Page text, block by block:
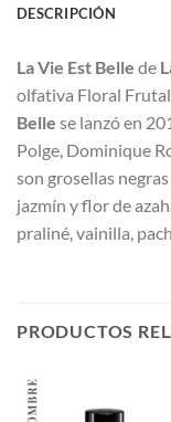
DESCRIPCIÓN
La Vie Est Belle de
olfativa Floral
Belle se lanzó en
Polge, Dominique
son grosellas
jazmín y flor de
praliné, vainilla,
PRODUCTOS